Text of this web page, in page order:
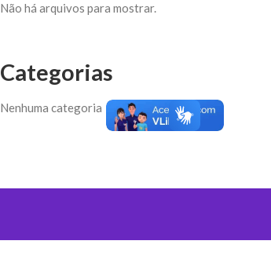
Não há arquivos para mostrar.
Categorias
Nenhuma categoria